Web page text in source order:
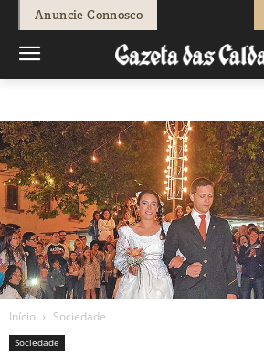
Anuncie Connosco
Início Sociedade
Sociedade